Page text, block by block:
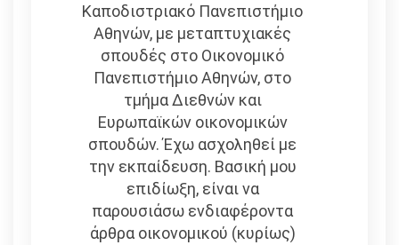
Καποδιστριακό Πανεπιστήμιο
Αθηνών, με μεταπτυχιακές
σπουδές στο Οικονομικό
Πανεπιστήμιο Αθηνών, στο
τμήμα Διεθνών και
Ευρωπαϊκών οικονομικών
σπουδών. Έχω ασχοληθεί με
την εκπαίδευση. Βασική μου
επιδίωξη, είναι να
παρουσιάσω ενδιαφέροντα
άρθρα οικονομικού (κυρίως)